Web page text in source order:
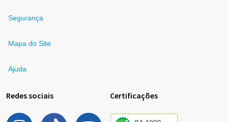
Segurança
Mapa do Site
Ajuda
Redes sociais Certificações